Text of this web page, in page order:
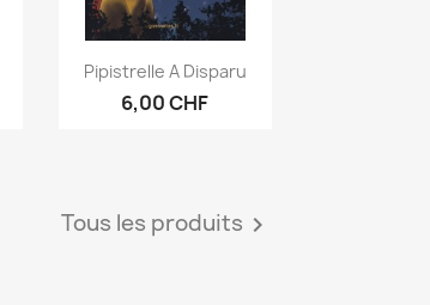
Aperçu rapide
Pipistrelle A Disparu
6,00 CHF
Tous les produits 